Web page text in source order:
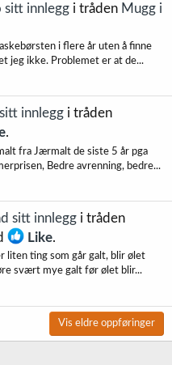
sitt innlegg i tråden Mugg i
i flere år uten å finne
jeg ikke. Problemet er at de...
innlegg i tråden
.
fra Jærmalt de siste 5 år pga
Bedre avrenning, bedre...
sitt innlegg i tråden
Like.
liten ting som går galt, blir ølet
svært mye galt før ølet blir...
Vis eldre oppføringer